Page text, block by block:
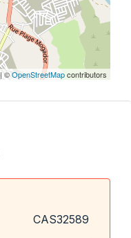
| ©OpenStreetMapcontributors
CAS32589